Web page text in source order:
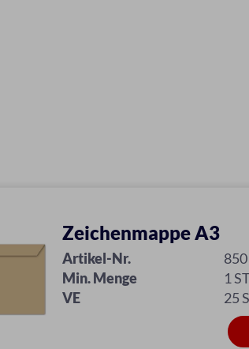
Zeichenmappe A3
Artikel-Nr.
Min. Menge
1
VE
25